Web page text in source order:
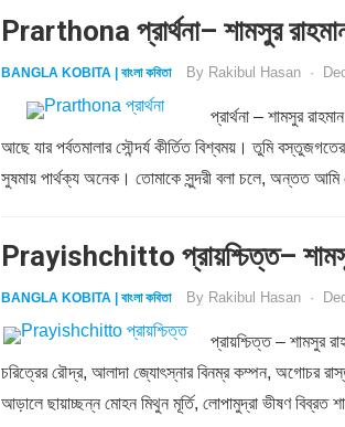
Prarthona প্রার্থনা– শামসুর
BANGLA KOBITA | বাংলা কবিতা By Rakibul Hasan ·
প্রার্থনা – শামসুর
আছে যার পর্বতমালার সৌন্দর্য কীর্তিত বিশ্বময়। তুমি
সুষমায় পার্থক্য অনেক। তোমাকে সুন্দরী বলা চলে, অন্তত
Prayishchitto প্রায়শ্চিত্ত–
BANGLA KOBITA | বাংলা কবিতা By Rakibul Hasan ·
প্রায়শ্চিত্ত – শামসুর
চরিত্রের রৌদ্র, আলাদা জ্যোৎস্নার বিনম্র কম্পন, অগোচর
আড়ালে ছায়াচ্ছন্ন মোহন মিথুন মূর্তি, লোপামুদ্রা ভীষণ বিব্রত